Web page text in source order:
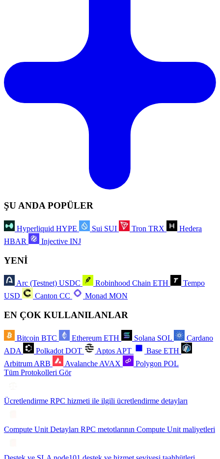
ŞU ANDA POPÜLER
Hyperliquid HYPE Sui SUI Tron TRX
Hedera
HBAR
Injective INJ
YENİ
Arc (Testnet) USDC Robinhood Chain ETH
Tempo
USD
Canton CC Monad MON
EN ÇOK KULLANILANLAR
Bitcoin BTC Ethereum ETH Solana SOL
Cardano
ADA
Polkadot DOT Aptos APT Base ETH
Arbitrum ARB Avalanche AVAX Polygon POL
Tüm Protokolleri Gör
Ücretlendirme RPC hizmeti ile ilgili ücretlendirme detayları
Compute Unit Detayları RPC metotlarının Compute Unit maliyetleri